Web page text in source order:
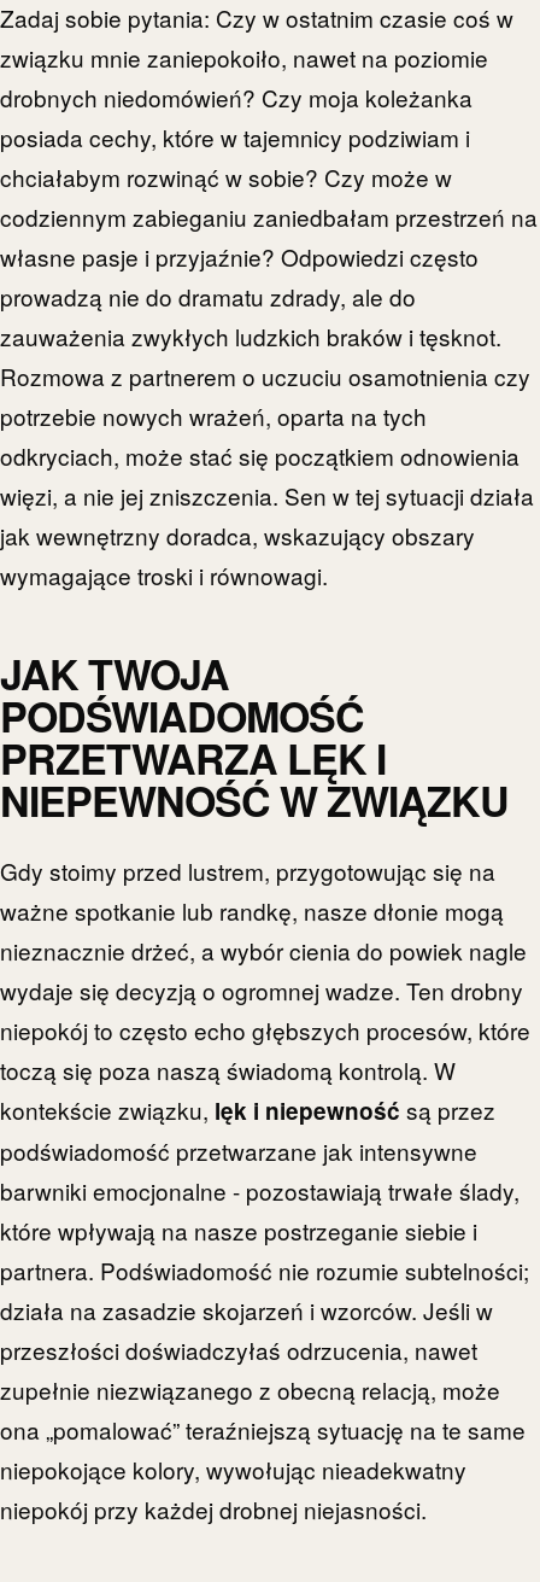
Zadaj sobie pytania: Czy w ostatnim czasie coś w
związku mnie zaniepokoiło, nawet na poziomie
drobnych niedomówień? Czy moja koleżanka
posiada cechy, które w tajemnicy podziwiam i
chciałabym rozwinąć w sobie? Czy może w
codziennym zabieganiu zaniedbałam przestrzeń na
własne pasje i przyjaźnie? Odpowiedzi często
prowadzą nie do dramatu zdrady, ale do
zauważenia zwykłych ludzkich braków i tęsknot.
Rozmowa z partnerem o uczuciu osamotnienia czy
potrzebie nowych wrażeń, oparta na tych
odkryciach, może stać się początkiem odnowienia
więzi, a nie jej zniszczenia. Sen w tej sytuacji działa
jak wewnętrzny doradca, wskazujący obszary
wymagające troski i równowagi.
JAK TWOJA
PODŚWIADOMOŚĆ
PRZETWARZA LĘK I
NIEPEWNOŚĆ W ZWIĄZKU
Gdy stoimy przed lustrem, przygotowując się na
ważne spotkanie lub randkę, nasze dłonie mogą
nieznacznie drżeć, a wybór cienia do powiek nagle
wydaje się decyzją o ogromnej wadze. Ten drobny
niepokój to często echo głębszych procesów, które
toczą się poza naszą świadomą kontrolą. W
kontekście związku, lęk i niepewność są przez
podświadomość przetwarzane jak intensywne
barwniki emocjonalne - pozostawiają trwałe ślady,
które wpływają na nasze postrzeganie siebie i
partnera. Podświadomość nie rozumie subtelności;
działa na zasadzie skojarzeń i wzorców. Jeśli w
przeszłości doświadczyłaś odrzucenia, nawet
zupełnie niezwiązanego z obecną relacją, może
ona „pomalować” teraźniejszą sytuację na te same
niepokojące kolory, wywołując nieadekwatny
niepokój przy każdej drobnej niejasności.